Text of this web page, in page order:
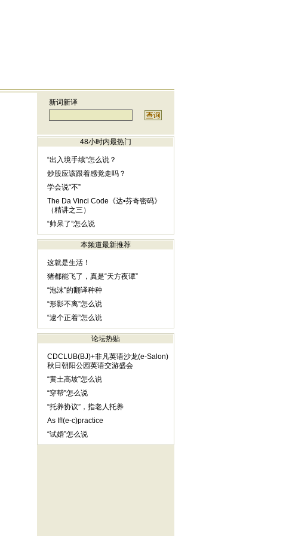
新词新译
48小时内最热门
“出入境手续”怎么说？
炒股应该跟着感觉走吗？
学会说“不”
The Da Vinci Code《达•芬奇密码》
（精讲之三）
“帅呆了”怎么说
本频道最新推荐
这就是生活！
猪都能飞了，真是“天方夜谭”
“泡沫”的翻译种种
“形影不离”怎么说
“逮个正着”怎么说
论坛热贴
CDCLUB(BJ)+非凡英语沙龙(e-Salon)
秋日朝阳公园英语交游盛会
“黄土高坡”怎么说
“穿帮”怎么说
“托养协议”，指老人托养
As If!(e-c)practice
“试婚”怎么说